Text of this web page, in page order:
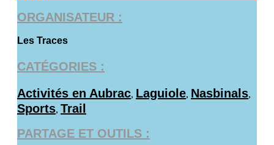
ORGANISATEUR :
Les Traces
CATÉGORIES :
Activités en Aubrac, Laguiole, Nasbinals,
Sports, Trail
PARTAGE ET OUTILS :